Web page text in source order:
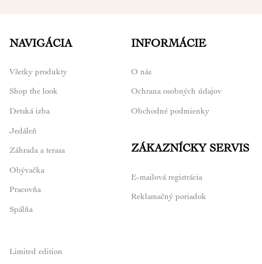
NAVIGÁCIA
Všetky produkty
Shop the look
Detská izba
Jedáleň
Záhrada a terasa
Obývačka
Pracovňa
Spálňa
Limited edition
INFORMÁCIE
O nás
Ochrana osobných údajov
Obchodné podmienky
ZÁKAZNÍCKY SERVIS
E-mailová registrácia
Reklamačný poriadok